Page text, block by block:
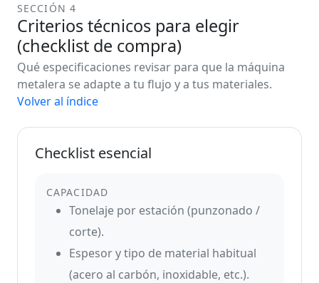
SECCIÓN 4
Criterios técnicos para elegir
(checklist de compra)
Qué especificaciones revisar para que la máquina
metalera se adapte a tu flujo y a tus materiales.
Volver al índice
Checklist esencial
CAPACIDAD
Tonelaje por estación (punzonado /
corte).
Espesor y tipo de material habitual
(acero al carbón, inoxidable, etc.).